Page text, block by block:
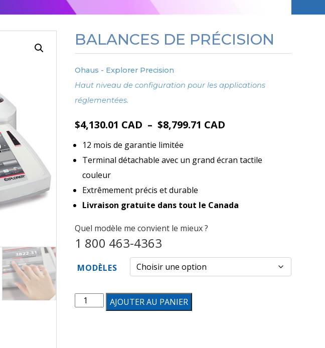
BALANCES DE PRÉCISION
Ohaus - Explorer Precision
Haut niveau de configuration pour les applications
réglementées.
$4,130.01 CAD – $8,799.71 CAD
$8,799.71 CAD
12 mois de garantie limitée
Terminal détachable avec un grand écran tactile
couleur
Extrêmement précis et durable
Livraison gratuite dans tout le Canada
Quel modèle me convient le mieux ?
1 800 463-4363
MODÈLES
quantité
AJOUTER AU PANIER